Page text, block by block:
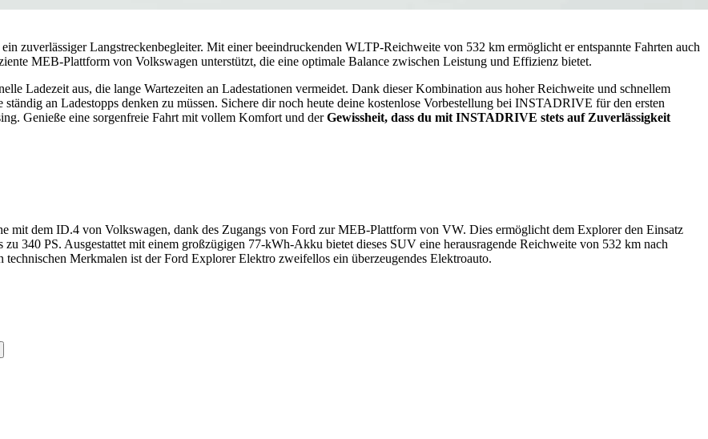
zuverlässiger Langstreckenbegleiter. Mit einer beeindruckenden WLTP-Reichweite von 532 km ermöglicht er entspannte Fahrten auch
MEB-Plattform von Volkswagen unterstützt, die eine optimale Balance zwischen Leistung und Effizienz bietet.
Ladezeit aus, die lange Wartezeiten an Ladestationen vermeidet. Dank dieser Kombination aus hoher Reichweite und schnellem
an Ladestopps denken zu müssen. Sichere dir noch heute deine kostenlose Vorbestellung bei INSTADRIVE für den ersten
Genieße eine sorgenfreie Fahrt mit vollem Komfort und derGewissheit, dass du mit INSTADRIVE stets auf Zuverlässigkeit
mit dem ID.4 von Volkswagen, dank des Zugangs von Ford zur MEB-Plattform von VW. Dies ermöglicht dem Explorer den Einsatz
340 PS. Ausgestattet mit einem großzügigen 77-kWh-Akku bietet dieses SUV eine herausragende Reichweite von 532 km nach
Merkmalen ist der Ford Explorer Elektro zweifellos ein überzeugendes Elektroauto.